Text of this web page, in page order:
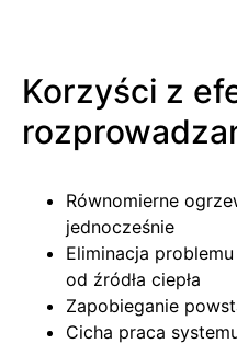
Korzyści z
Równomierne
jednocześnie
Eliminacja
od źródła ciepła
Zapobieganie
Cicha praca